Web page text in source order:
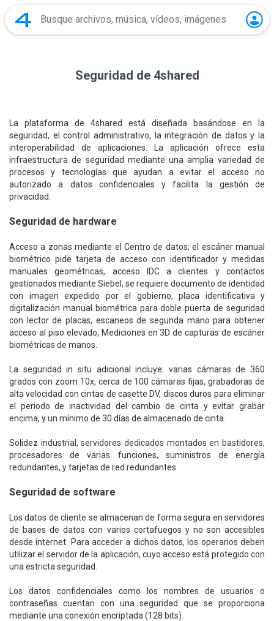
Seguridad de 4shared
La plataforma de 4shared está diseñada basándose en la
seguridad, el control administrativo, la integración de datos y la
interoperabilidad de aplicaciones. La aplicación ofrece esta
infraestructura de seguridad mediante una amplia variedad de
procesos y tecnologías que ayudan a evitar el acceso no
autorizado a datos confidenciales y facilita la gestión de
privacidad.
Seguridad de hardware
Acceso a zonas mediante el Centro de datos; el escáner manual
biométrico pide tarjeta de acceso con identificador y medidas
manuales geométricas, acceso IDC a clientes y contactos
gestionados mediante Siebel, se requiere documento de identidad
con imagen expedido por el gobierno, placa identificativa y
digitalización manual biométrica para doble puerta de seguridad
con lector de placas, escaneos de segunda mano para obtener
acceso al piso elevado, Mediciones en 3D de capturas de escáner
biométricas de manos.
La seguridad in situ adicional incluye: varias cámaras de 360
grados con zoom 10x, cerca de 100 cámaras fijas, grabadoras de
alta velocidad con cintas de casette DV, discos duros para eliminar
el periodo de inactividad del cambio de cinta y evitar grabar
encima, y un mínimo de 30 días de almacenado de cinta.
Solidez industrial, servidores dedicados montados en bastidores,
procesadores de varias funciones, suministros de energía
redundantes, y tarjetas de red redundantes.
Seguridad de software
Los datos de cliente se almacenan de forma segura en servidores
de bases de datos con varios cortafuegos y no son accesibles
desde internet. Para acceder a dichos datos, los operarios deben
utilizar el servidor de la aplicación, cuyo acceso está protegido con
una estricta seguridad.
Los datos confidenciales como los nombres de usuarios o
contraseñas cuentan con una seguridad que se proporciona
mediante una conexión encriptada (128 bits).